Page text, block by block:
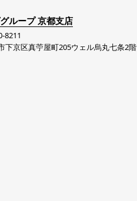
ループ 京都支店
8211
下京区真苧屋町205ウェル烏丸七条2階